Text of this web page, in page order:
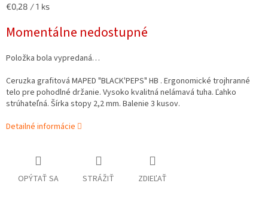
Jednotková
€0,28 / 1 ks
Momentálne nedostupné
Položka bola vypredaná…
Ceruzka grafitová MAPED "BLACK'PEPS" HB . Ergonomické trojhranné
telo pre pohodlné držanie. Vysoko kvalitná nelámavá tuha. Ľahko
strúhateľná. Šírka stopy 2,2 mm. Balenie 3 kusov.
Detailné informácie
OPÝTAŤ SA STRÁŽIŤ ZDIEĽAŤ